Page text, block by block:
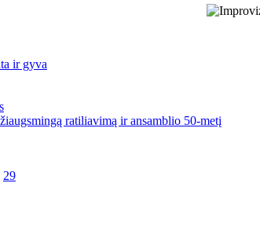
ir gyva
ratiliavimą ir ansamblio 50-metį
29